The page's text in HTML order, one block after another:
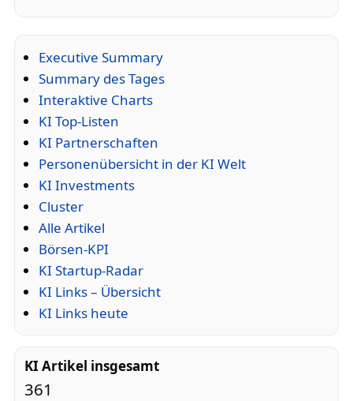
Executive Summary
Summary des Tages
Interaktive Charts
KI Top-Listen
KI Partnerschaften
Personenübersicht in der KI Welt
KI Investments
Cluster
Alle Artikel
Börsen-KPI
KI Startup-Radar
KI Links – Übersicht
KI Links heute
KI Artikel insgesamt
361